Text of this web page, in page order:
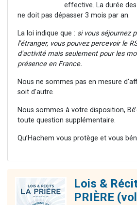
effective. La durée
ne doit pas dépasser 3 mois par an.
La loi indique que : si vous séjournez
l'étranger, vous pouvez percevoir le
d'activité mais seulement pour les
présence en France.
Nous ne sommes pas en mesure
soit d'autre.
Nous sommes à votre disposition,
toute question supplémentaire.
Qu’Hachem vous protège et vous
Lois &
PRIÈRE